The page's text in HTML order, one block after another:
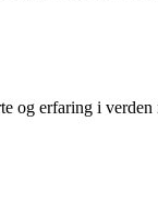
og erfaring i